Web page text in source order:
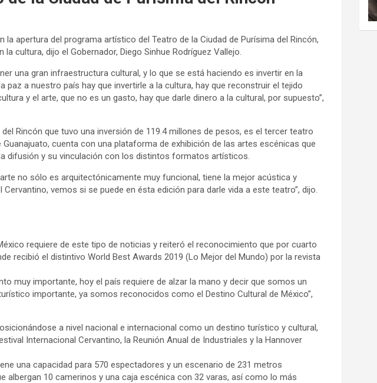
la apertura del programa artístico del Teatro de la Ciudad de Purísima del Rincón,
cultura, dijo el Gobernador, Diego Sinhue Rodríguez Vallejo.
una gran infraestructura cultural, y lo que se está haciendo es invertir en la
paz a nuestro país hay que invertirle a la cultura, hay que reconstruir el tejido
y el arte, que no es un gasto, hay que darle dinero a la cultural, por supuesto”,
Rincón que tuvo una inversión de 119.4 millones de pesos, es el tercer teatro
cuenta con una plataforma de exhibición de las artes escénicas que
difusión y su vinculación con los distintos formatos artísticos.
no sólo es arquitectónicamente muy funcional, tiene la mejor acústica y
vemos si se puede en ésta edición para darle vida a este teatro”, dijo.
requiere de este tipo de noticias y reiteró el reconocimiento que por cuarto
recibió el distintivo World Best Awards 2019 (Lo Mejor del Mundo) por la revista
muy importante, hoy el país requiere de alzar la mano y decir que somos un
importante, ya somos reconocidos como el Destino Cultural de México”,
a nivel nacional e internacional como un destino turístico y cultural,
Internacional Cervantino, la Reunión Anual de Industriales y la Hannover
una capacidad para 570 espectadores y un escenario de 231 metros
albergan 10 camerinos y una caja escénica con 32 varas, así como lo más